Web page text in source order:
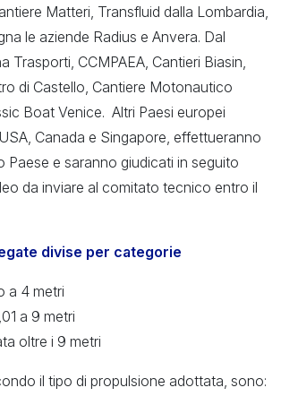
Matteri, Transfluid dalla Lombardia,
le aziende Radius e Anvera. Dal
Trasporti, CCMPAEA, Cantieri Biasin,
di Castello, Cantiere Motonautico
Boat Venice. Altri Paesi europei
Canada e Singapore, effettueranno
Paese e saranno giudicati in seguito
da inviare al comitato tecnico entro il
divise per categorie
a 4 metri
a 9 metri
oltre i 9 metri
il tipo di propulsione adottata, sono: